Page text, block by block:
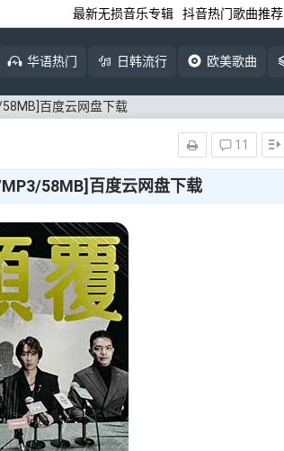
最新无损音乐专辑 抖音热门歌曲推荐
华语热门 日韩流行 欧美歌曲
百度云网盘下载
58MB]百度云网盘下载
11